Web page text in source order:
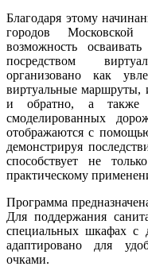
Благодаря этому
городов
возможность
посредством
организовано как
виртуальные
и обратно, а
смоделированных
отображаются с
демонстрируя
способствует не
практическому
Программа
Для поддержания
специальных шкафах с
адаптировано для
очками.